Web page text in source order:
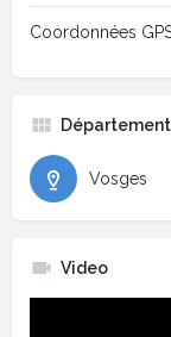
Coordonnées
Département
Vosges
Video